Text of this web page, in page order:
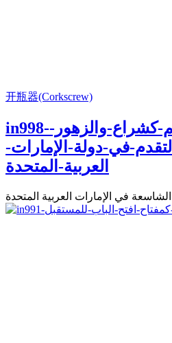
开瓶器(Corkscrew)
in998-استخدام-العلم-كشراع-والزهور-
في-دولة-الإمارات-
العربية-المتحدة